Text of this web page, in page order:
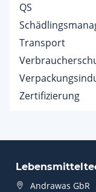
QS
Transport
Zertifizierung
Andrawas GbR